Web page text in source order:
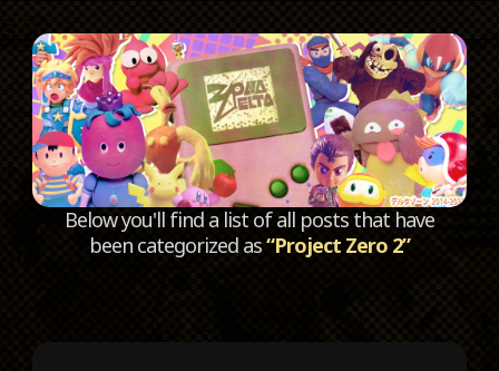
Below you'll find a list of all posts that have
been categorized as“Project Zero 2”